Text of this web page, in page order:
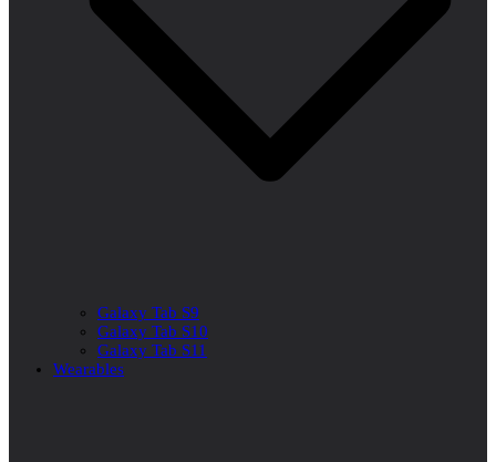
Galaxy Tab S9
Galaxy Tab S10
Galaxy Tab S11
Wearables